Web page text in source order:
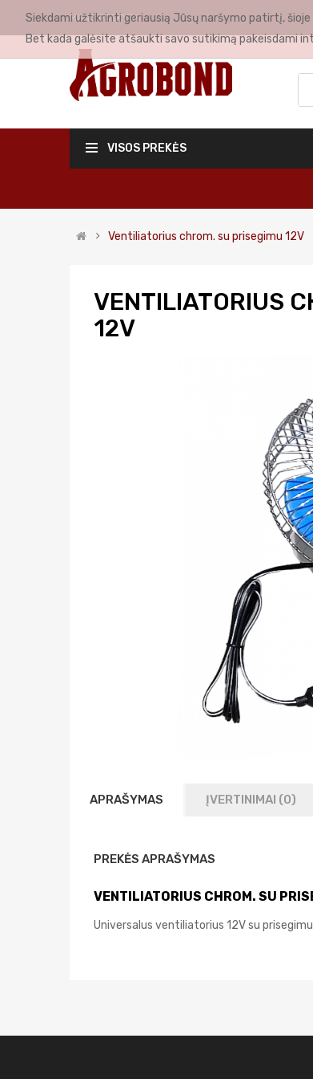
MANO PASKYRA
VISOS PREKĖS
Ventiliatorius chrom. su prisegimu 12V
VENTILIATORIUS
12V
APRAŠYMAS ĮVERTINIMAI (0)
PREKĖS APRAŠYMAS
VENTILIATORIUS CHROM. SU
Universalus ventiliatorius 12V su
Siekdami užtikrinti geriausią Jūsų naršymo patirtį,
Bet kada galėsite atšaukti savo sutikimą pakeisdami